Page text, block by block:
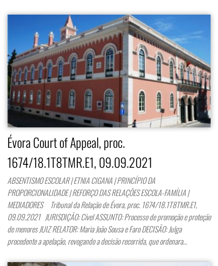
Évora Court of Appeal, proc.
1674/18.1T8TMR.E1, 09.09.2021
ABSENTISMO ESCOLAR | ETNIA CIGANA | PRINCÍPIO DA
PROPORCIONALIDADE | REFORÇO DAS RELAÇÕES ESCOLA-FAMÍLIA |
MEDIADORES Tribunal da Relação de Évora, proc. 1674/18.1T8TMR.E1,
09.09.2021 JURISDIÇÃO: Cível ASSUNTO: Processo de promoção e proteção
de menores JUIZ RELATOR: Maria João Sousa e Faro DECISÃO: Julga
procedente a apelação, revogando a decisão recorrida, que ordenara…